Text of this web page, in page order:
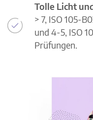
Tolle Licht
> 7, ISO 105-
und 4-5, ISO
Prüfungen.